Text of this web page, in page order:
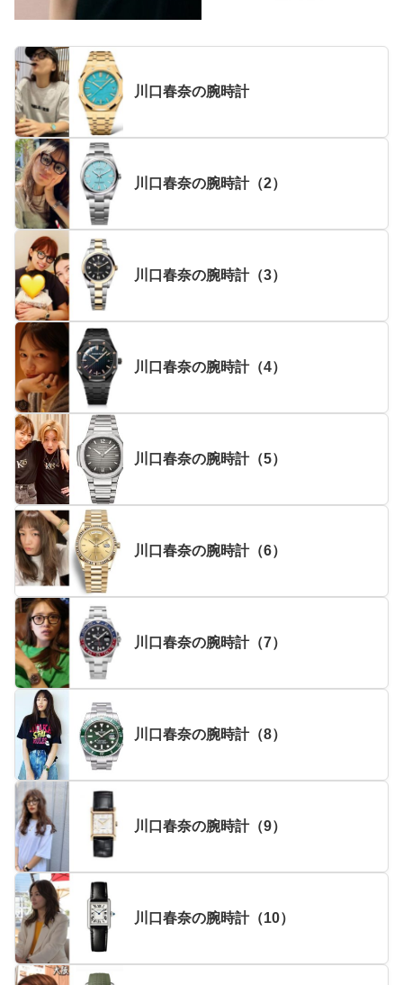
川口春奈の腕時計
川口春奈の腕時計（2）
川口春奈の腕時計（3）
川口春奈の腕時計（4）
川口春奈の腕時計（5）
川口春奈の腕時計（6）
川口春奈の腕時計（7）
川口春奈の腕時計（8）
川口春奈の腕時計（9）
川口春奈の腕時計（10）